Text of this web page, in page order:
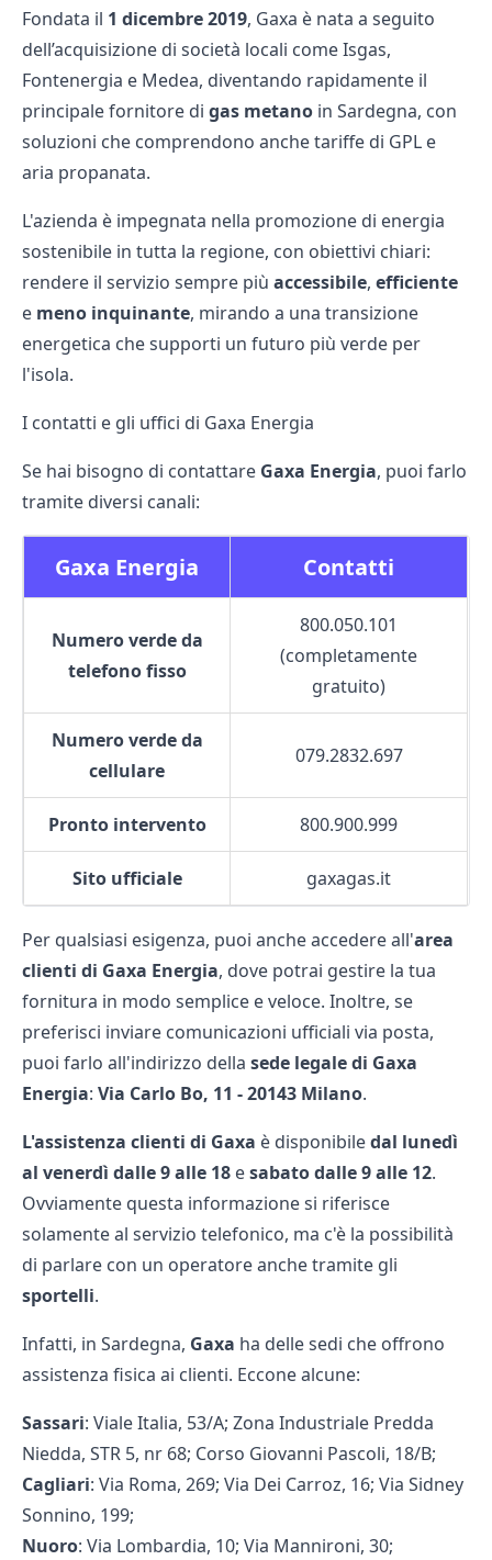
Fondata il 1 dicembre 2019, Gaxa è nata a seguito
dell’acquisizione di società locali come Isgas,
Fontenergia e Medea, diventando rapidamente il
principale fornitore di gas metano in Sardegna, con
soluzioni che comprendono anche tariffe di GPL e
aria propanata.
L'azienda è impegnata nella promozione di energia
sostenibile in tutta la regione, con obiettivi chiari:
rendere il servizio sempre più accessibile, efficiente
e meno inquinante, mirando a una transizione
energetica che supporti un futuro più verde per
l'isola.
I contatti e gli uffici di Gaxa Energia
Se hai bisogno di contattare Gaxa Energia, puoi farlo
tramite diversi canali:
Gaxa Energia Contatti
Numero verde da
telefono fisso
800.050.101
(completamente
gratuito)
Numero verde da
cellulare
079.2832.697
Pronto intervento 800.900.999
Sito ufficiale gaxagas.it
Per qualsiasi esigenza, puoi anche accedere all'area
clienti di Gaxa Energia, dove potrai gestire la tua
fornitura in modo semplice e veloce. Inoltre, se
preferisci inviare comunicazioni ufficiali via posta,
puoi farlo all'indirizzo della sede legale di Gaxa
Energia: Via Carlo Bo, 11 - 20143 Milano.
L'assistenza clienti di Gaxa è disponibiledal lunedì
al venerdì dalle 9 alle 18 esabato dalle 9 alle 12.
Ovviamente questa informazione si riferisce
solamente al servizio telefonico, ma c'è la possibilità
di parlare con un operatore anche tramite gli
sportelli.
Infatti, in Sardegna, Gaxa ha delle sedi che offrono
assistenza fisica ai clienti. Eccone alcune:
Sassari: Viale Italia, 53/A; Zona Industriale Predda
Niedda, STR 5, nr 68; Corso Giovanni Pascoli, 18/B;
Cagliari: Via Roma, 269; Via Dei Carroz, 16; Via Sidney
Sonnino, 199;
Nuoro: Via Lombardia, 10; Via Mannironi, 30;